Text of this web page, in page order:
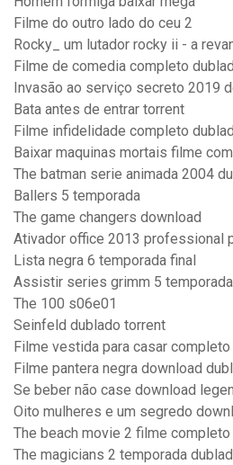
Filme do outro lado do ceu 2
Rocky_ um lutador rocky ii - a
Filme de comedia completo
Invasão ao serviço secreto 2019
Bata antes de entrar torrent
Filme infidelidade completo
Baixar maquinas mortais filme
The batman serie animada 2004
Ballers 5 temporada
The game changers download
Ativador office 2013 professional
Lista negra 6 temporada final
Assistir series grimm 5 temporada
The 100 s06e01
Seinfeld dublado torrent
Filme vestida para casar
Filme pantera negra download
Se beber não case download
Oito mulheres e um segredo
The beach movie 2 filme completo
The magicians 2 temporada